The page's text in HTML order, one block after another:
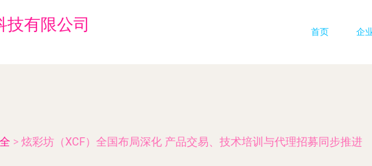
技有限公司 首页 企
> 炫彩坊（XCF）全国布局深化 产品交易、技术培训与代理招募同步推进